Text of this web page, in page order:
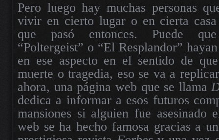
Pero luego hay muchas personas
vivir en cierto lugar o en cierta
que pasó entonces. Puede
“Poltergeist” o “El Resplandor”
en ese aspecto en el sentido de
muerte o tragedia, eso se va a
ahora, una página web que se llama
dedica a informar a esos futuros
mansiones si alguien fue asesinado
web se ha hecho famosa gracias a